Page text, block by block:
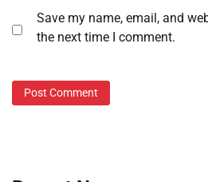
Save my name, email, and
the next time I comment.